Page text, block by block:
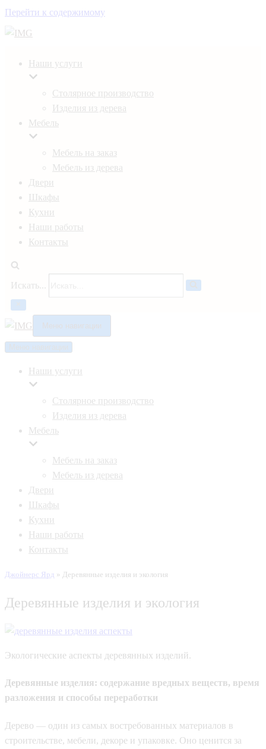
Перейти к содержимому
Наши услуги
Столярное производство
Изделия из дерева
Мебель
Мебель на заказ
Мебель из дерева
Двери
Шкафы
Кухни
Наши работы
Контакты
Искать...
Меню навигации
Наши услуги
Столярное производство
Изделия из дерева
Мебель
Мебель на заказ
Мебель из дерева
Двери
Шкафы
Кухни
Наши работы
Контакты
Джойнерс Ярд » Деревянные изделия и экология
Деревянные изделия и экология
Экологические аспекты деревянных изделий.
Деревянные изделия: содержание вредных веществ, время
разложения и способы переработки
Дерево — один из самых востребованных материалов в
строительстве, мебели, декоре и упаковке. Оно ценится за